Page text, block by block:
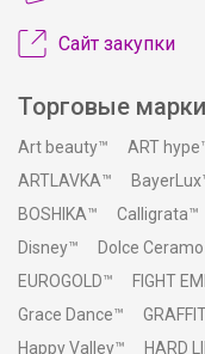
Сайт закупки
Торговые марки
Art beauty™ ART
ARTLAVKA™
BOSHIKA™
Calligrata™
Disney™
Dolce
EUROGOLD™
FIGHT
Grace Dance™
Happy Valley™
HARD